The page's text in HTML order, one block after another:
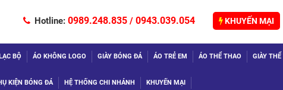
Hotline: 0989.248.835 / 0943.039.054 KHUYẾN MẠI
BỘ ÁO KHÔNG LOGO GIÀY BÓNG ĐÁ ÁO TRẺ EM ÁO THỂ THAO GIÀY THỂ
KIỆN BÓNG ĐÁ HỆ THỐNG CHI NHÁNH KHUYẾN MẠI